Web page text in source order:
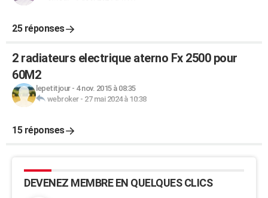
25 réponses
2 radiateurs electrique aterno Fx 2500 pour
60M2
lepetitjour- 4 nov. 2015 à 08:35
webroker- 27 mai 2024 à 10:38
15 réponses
DEVENEZ MEMBRE EN QUELQUES CLICS